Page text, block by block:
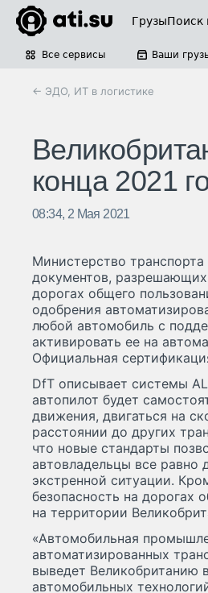
ГрузыПоиск
Все сервисы Ваши
← ЭДО, ИТ в логистике
конца 2021
08:34, 2 Мая 2021
Министерство
документов,
дорогах общего
одобрения
любой автомобиль с
активировать ее на
Официальная
DfT описывает системы
автопилот будет
движения, двигаться на
расстоянии до других
что новые стандарты
автовладельцы все
экстренной ситуации.
безопасность на дорогах
на территории
«Автомобильная
автоматизированных
выведет Великобританию
автомобильных